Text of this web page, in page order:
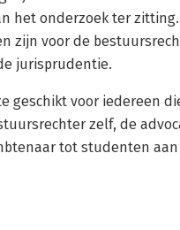
onderzoek ter
zijn voor de
jurisprudentie.
geschikt voor iedereen
zelf, de
tot studenten